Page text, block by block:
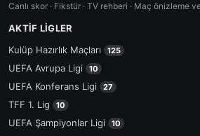
Canlı skor · Fikstür · TV rehberi · Maç önizleme
AKTIF LIGLER
Kulüp Hazırlık Maçları
125
UEFA Avrupa Ligi 10
UEFA Konferans Ligi 27
TFF 1. Lig 10
UEFA Şampiyonlar Ligi 10